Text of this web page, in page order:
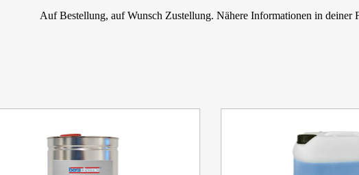
Auf Bestellung, auf Wunsch Zustellung. Nähere Informationen in deiner